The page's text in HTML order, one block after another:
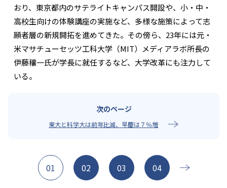
おり、東京都内のサテライトキャンパス開設や、小・中・
高校生向けの体験講座の実施など、多様な施策によって志
願者層の新規開拓を進めてきた。その傍ら、23年には元・
米マサチューセッツ工科大学（MIT）メディアラボ所長の
伊藤穰一氏が学長に就任するなど、大学改革にも注力して
いる。
東大と科学大は前年比減、早慶は７％増
01 02 03 04